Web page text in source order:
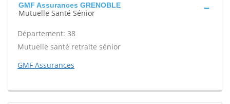
GMF Assurances GRENOBLE
Mutuelle Santé Sénior
Département: 38
Mutuelle santé retraite sénior
GMF Assurances